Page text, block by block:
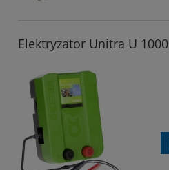
Elektryzator Unitra U 1000